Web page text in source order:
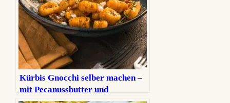
Kürbis Gnocchi selber machen –
mit Pecanussbutter und